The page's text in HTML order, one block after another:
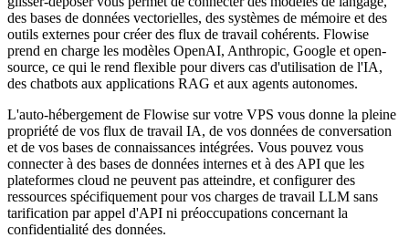
des bases de données vectorielles, des systèmes de mémoire et des
outils externes pour créer des flux de travail cohérents. Flowise
prend en charge les modèles OpenAI, Anthropic, Google et open-
source, ce qui le rend flexible pour divers cas d'utilisation de l'IA,
des chatbots aux applications RAG et aux agents autonomes.
L'auto-hébergement de Flowise sur votre VPS vous donne la pleine
propriété de vos flux de travail IA, de vos données de conversation
et de vos bases de connaissances intégrées. Vous pouvez vous
connecter à des bases de données internes et à des API que les
plateformes cloud ne peuvent pas atteindre, et configurer des
ressources spécifiquement pour vos charges de travail LLM sans
tarification par appel d'API ni préoccupations concernant la
confidentialité des données.